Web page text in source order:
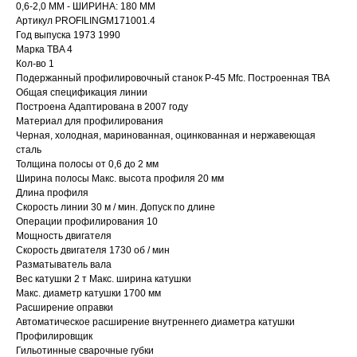
0,6-2,0 ММ - ШИРИНА: 180 ММ
Артикул PROFILINGM171001.4
Год выпуска 1973 1990
Марка TBA 4
Кол-во 1
Подержанный профилировочный станок P-45 Mfc. Построенная TBA
Общая спецификация линии
Построена Адаптирована в 2007 году
Материал для профилирования
Черная, холодная, маринованная, оцинкованная и нержавеющая
сталь
Толщина полосы от 0,6 до 2 мм
Ширина полосы Макс. высота профиля 20 мм
Длина профиля
Скорость линии 30 м / мин. Допуск по длине
Операции профилирования 10
Мощность двигателя
Скорость двигателя 1730 об / мин
Разматыватель вала
Вес катушки 2 т Макс. ширина катушки
Макс. диаметр катушки 1700 мм
Расширение оправки
Автоматическое расширение внутреннего диаметра катушки
Профилировщик
Гильотинные сварочные губки